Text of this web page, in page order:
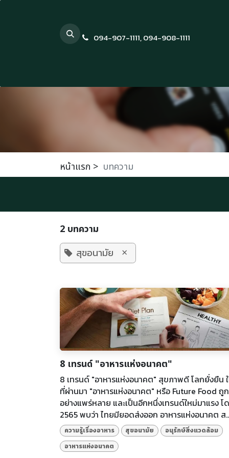
094-907-1111,094-908-1111
หน้าแรก > บทความ
2 บทความ
สุขอนามัย
×
8 เทรนด์ "อาหารแห่งอนาคต"
8 เทรนด์ "อาหารแห่งอนาคต" สุขภาพดี โลกยั่งยืน
ที่ผ่านมา "อาหารแห่งอนาคต" หรือ Future Food
อย่างแพร่หลาย และเป็นอีกหนึ่งเทรนด์ใหม่มาแรง โ
2565 พบว่า ไทยมียอดส่งออก อาหารแห่งอนาคต ส
ความรู้เรื่องอาหาร สุขอนามัย
อนุรักษ์สิ่งแวดล้อม
อาหารแห่งอนาคต